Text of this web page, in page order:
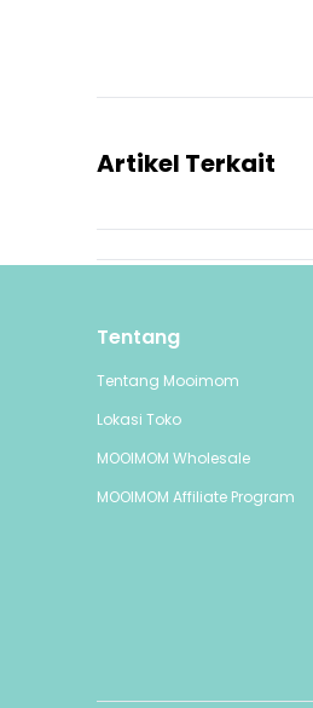
Artikel Terkait
Tentang
Tentang Mooimom
Lokasi Toko
MOOIMOM Wholesale
MOOIMOM Affiliate Program